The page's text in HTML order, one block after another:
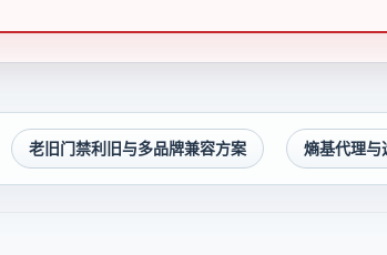
老旧门禁利旧与多品牌兼容方案 熵基代理与